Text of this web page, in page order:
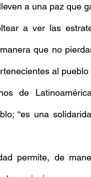
a una paz que
a ver las
que no
al pueblo
de
“es una
permite, de